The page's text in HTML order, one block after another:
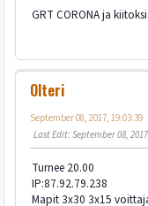
GRT CORONA ja
Olteri
September 08, 2017, 19:03:39
Last Edit: September 08,
Turnee 20.00
IP:87.92.79.238
Mapit 3x30 3x15